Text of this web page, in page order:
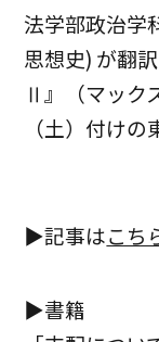
法学部政治学
思想史) が翻
Ⅱ』（マック
（土）付け
▶記事はこち
▶書籍